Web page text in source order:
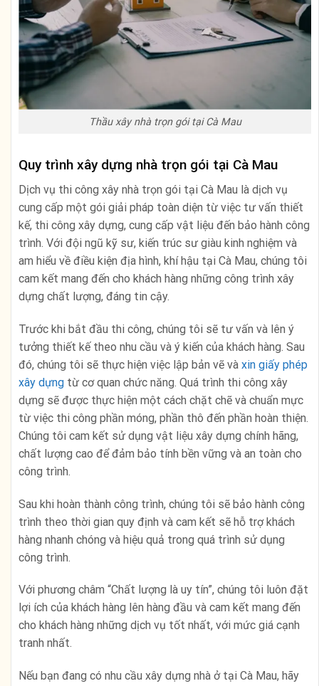
Thầu xây nhà trọn gói tại Cà Mau
Quy trình xây dựng nhà trọn gói tại Cà Mau
Dịch vụ thi công xây nhà trọn gói tại Cà Mau là dịch vụ
cung cấp một gói giải pháp toàn diện từ việc tư vấn thiết
kế, thi công xây dựng, cung cấp vật liệu đến bảo hành công
trình. Với đội ngũ kỹ sư, kiến trúc sư giàu kinh nghiệm và
am hiểu về điều kiện địa hình, khí hậu tại Cà Mau, chúng tôi
cam kết mang đến cho khách hàng những công trình xây
dựng chất lượng, đáng tin cậy.
Trước khi bắt đầu thi công, chúng tôi sẽ tư vấn và lên ý
tưởng thiết kế theo nhu cầu và ý kiến của khách hàng. Sau
đó, chúng tôi sẽ thực hiện việc lập bản vẽ và xin giấy phép
xây dựng từ cơ quan chức năng. Quá trình thi công xây
dựng sẽ được thực hiện một cách chặt chẽ và chuẩn mực
từ việc thi công phần móng, phần thô đến phần hoàn thiện.
Chúng tôi cam kết sử dụng vật liệu xây dựng chính hãng,
chất lượng cao để đảm bảo tính bền vững và an toàn cho
công trình.
Sau khi hoàn thành công trình, chúng tôi sẽ bảo hành công
trình theo thời gian quy định và cam kết sẽ hỗ trợ khách
hàng nhanh chóng và hiệu quả trong quá trình sử dụng
công trình.
Với phương châm “Chất lượng là uy tín”, chúng tôi luôn đặt
lợi ích của khách hàng lên hàng đầu và cam kết mang đến
cho khách hàng những dịch vụ tốt nhất, với mức giá cạnh
tranh nhất.
Nếu bạn đang có nhu cầu xây dựng nhà ở tại Cà Mau, hãy